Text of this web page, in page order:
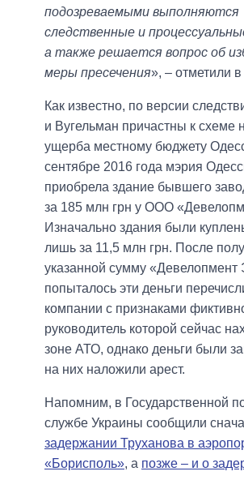
подозреваемыми выполняются
следственные и
а также решается вопрос об
меры пресечения», – отметили
Как известно, по версии
и Вугельман причастны к схеме
ущерба местному бюджету
сентябре 2016 года мэрия
приобрела здание бывшего
за 185 млн грн у ООО
Изначально здания были
лишь за 11,5 млн грн. После
указанной сумму «Девелопмент
попыталось эти деньги
компании с признаками
руководитель которой сейчас
зоне АТО, однако деньги были
на них наложили арест.
Напомним, в Государственной
службе Украины сообщили
задержании Труханова в
«Борисполь», а позже – и о